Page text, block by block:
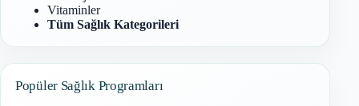
Vitaminler
Tüm Sağlık Kategorileri
Popüler Sağlık Programları